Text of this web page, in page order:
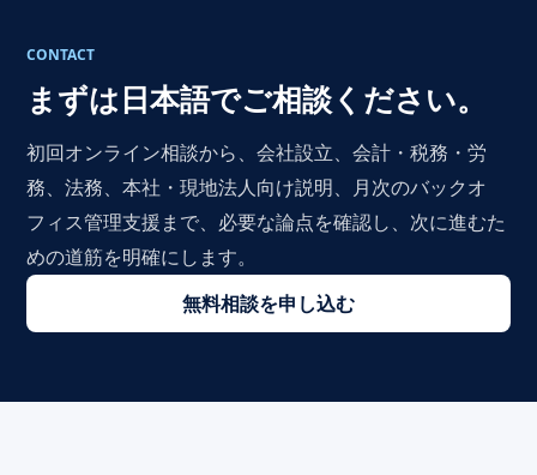
CONTACT
まずは日本語でご相談ください。
初回オンライン相談から、会社設立、会計・税務・労
務、法務、本社・現地法人向け説明、月次のバックオ
フィス管理支援まで、必要な論点を確認し、次に進むた
めの道筋を明確にします。
無料相談を申し込む